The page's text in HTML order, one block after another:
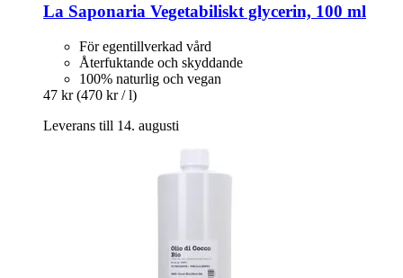
La Saponaria Vegetabiliskt glycerin, 100 ml
För egentillverkad vård
Återfuktande och skyddande
100% naturlig och vegan
47 kr (470 kr / l)
Leverans till 14. augusti